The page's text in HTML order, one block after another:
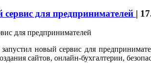
для предпринимателей |
новый сервис для
сайтов, онлайн-бухгалтерии,